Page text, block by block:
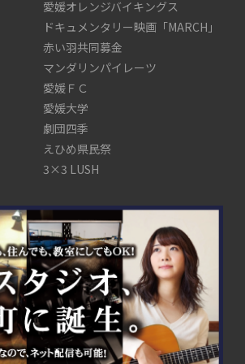
愛媛オレンジバイキングス
ドキュメンタリー映画「MARCH」
赤い羽共同募金
マンダリンパイレーツ
愛媛ＦＣ
愛媛大学
劇団四季
えひめ県民祭
3×3 LUSH